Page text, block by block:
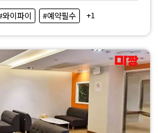
와이파이 #예약필수 +1